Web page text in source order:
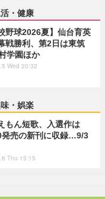
・健康
野球2026夏】仙台育英
戦勝利、第2日は東筑
学園ほか
Wed 20:32
・娯楽
もん短歌、入選作は
発売の新刊に収録…9/3
Thu 15:15